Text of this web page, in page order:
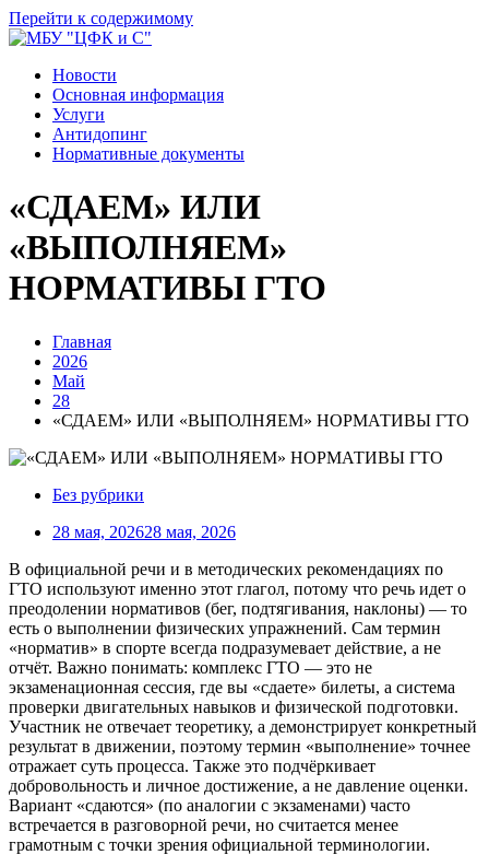
Перейти к содержимому
Новости
Основная информация
Услуги
Антидопинг
Нормативные документы
«СДАЕМ» ИЛИ
«ВЫПОЛНЯЕМ»
НОРМАТИВЫ ГТО
Главная
2026
Май
28
«СДАЕМ» ИЛИ «ВЫПОЛНЯЕМ» НОРМАТИВЫ ГТО
Без рубрики
28 мая, 202628 мая, 2026
В официальной речи и в методических рекомендациях по
ГТО используют именно этот глагол, потому что речь идет о
преодолении нормативов (бег, подтягивания, наклоны) — то
есть о выполнении физических упражнений. Сам термин
«норматив» в спорте всегда подразумевает действие, а не
отчёт. Важно понимать: комплекс ГТО — это не
экзаменационная сессия, где вы «сдаете» билеты, а система
проверки двигательных навыков и физической подготовки.
Участник не отвечает теоретику, а демонстрирует конкретный
результат в движении, поэтому термин «выполнение» точнее
отражает суть процесса. Также это подчёркивает
добровольность и личное достижение, а не давление оценки.
Вариант «сдаются» (по аналогии с экзаменами) часто
встречается в разговорной речи, но считается менее
грамотным с точки зрения официальной терминологии.